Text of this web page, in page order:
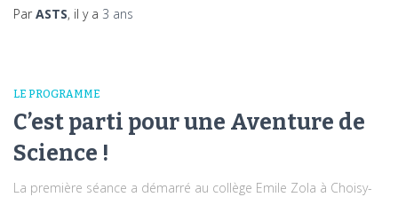
Par ASTS, il y a 3 ans
LE PROGRAMME
C’est parti pour une Aventure de
Science !
La première séance a démarré au collège Emile Zola à Choisy-